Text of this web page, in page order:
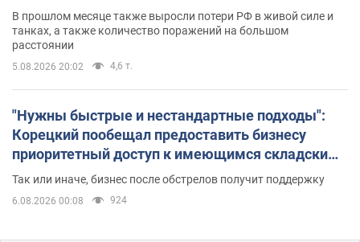
В прошлом месяце также выросли потери РФ в живой силе и
танках, а также количество поражений на большом
расстоянии
5.08.2026 20:02 4,6 т.
"Нужны быстрые и нестандартные подходы":
Корецкий пообещал предоставить бизнесу
приоритетный доступ к имеющимся складским
помещениям
Так или иначе, бизнес после обстрелов получит поддержку
6.08.2026 00:08 924